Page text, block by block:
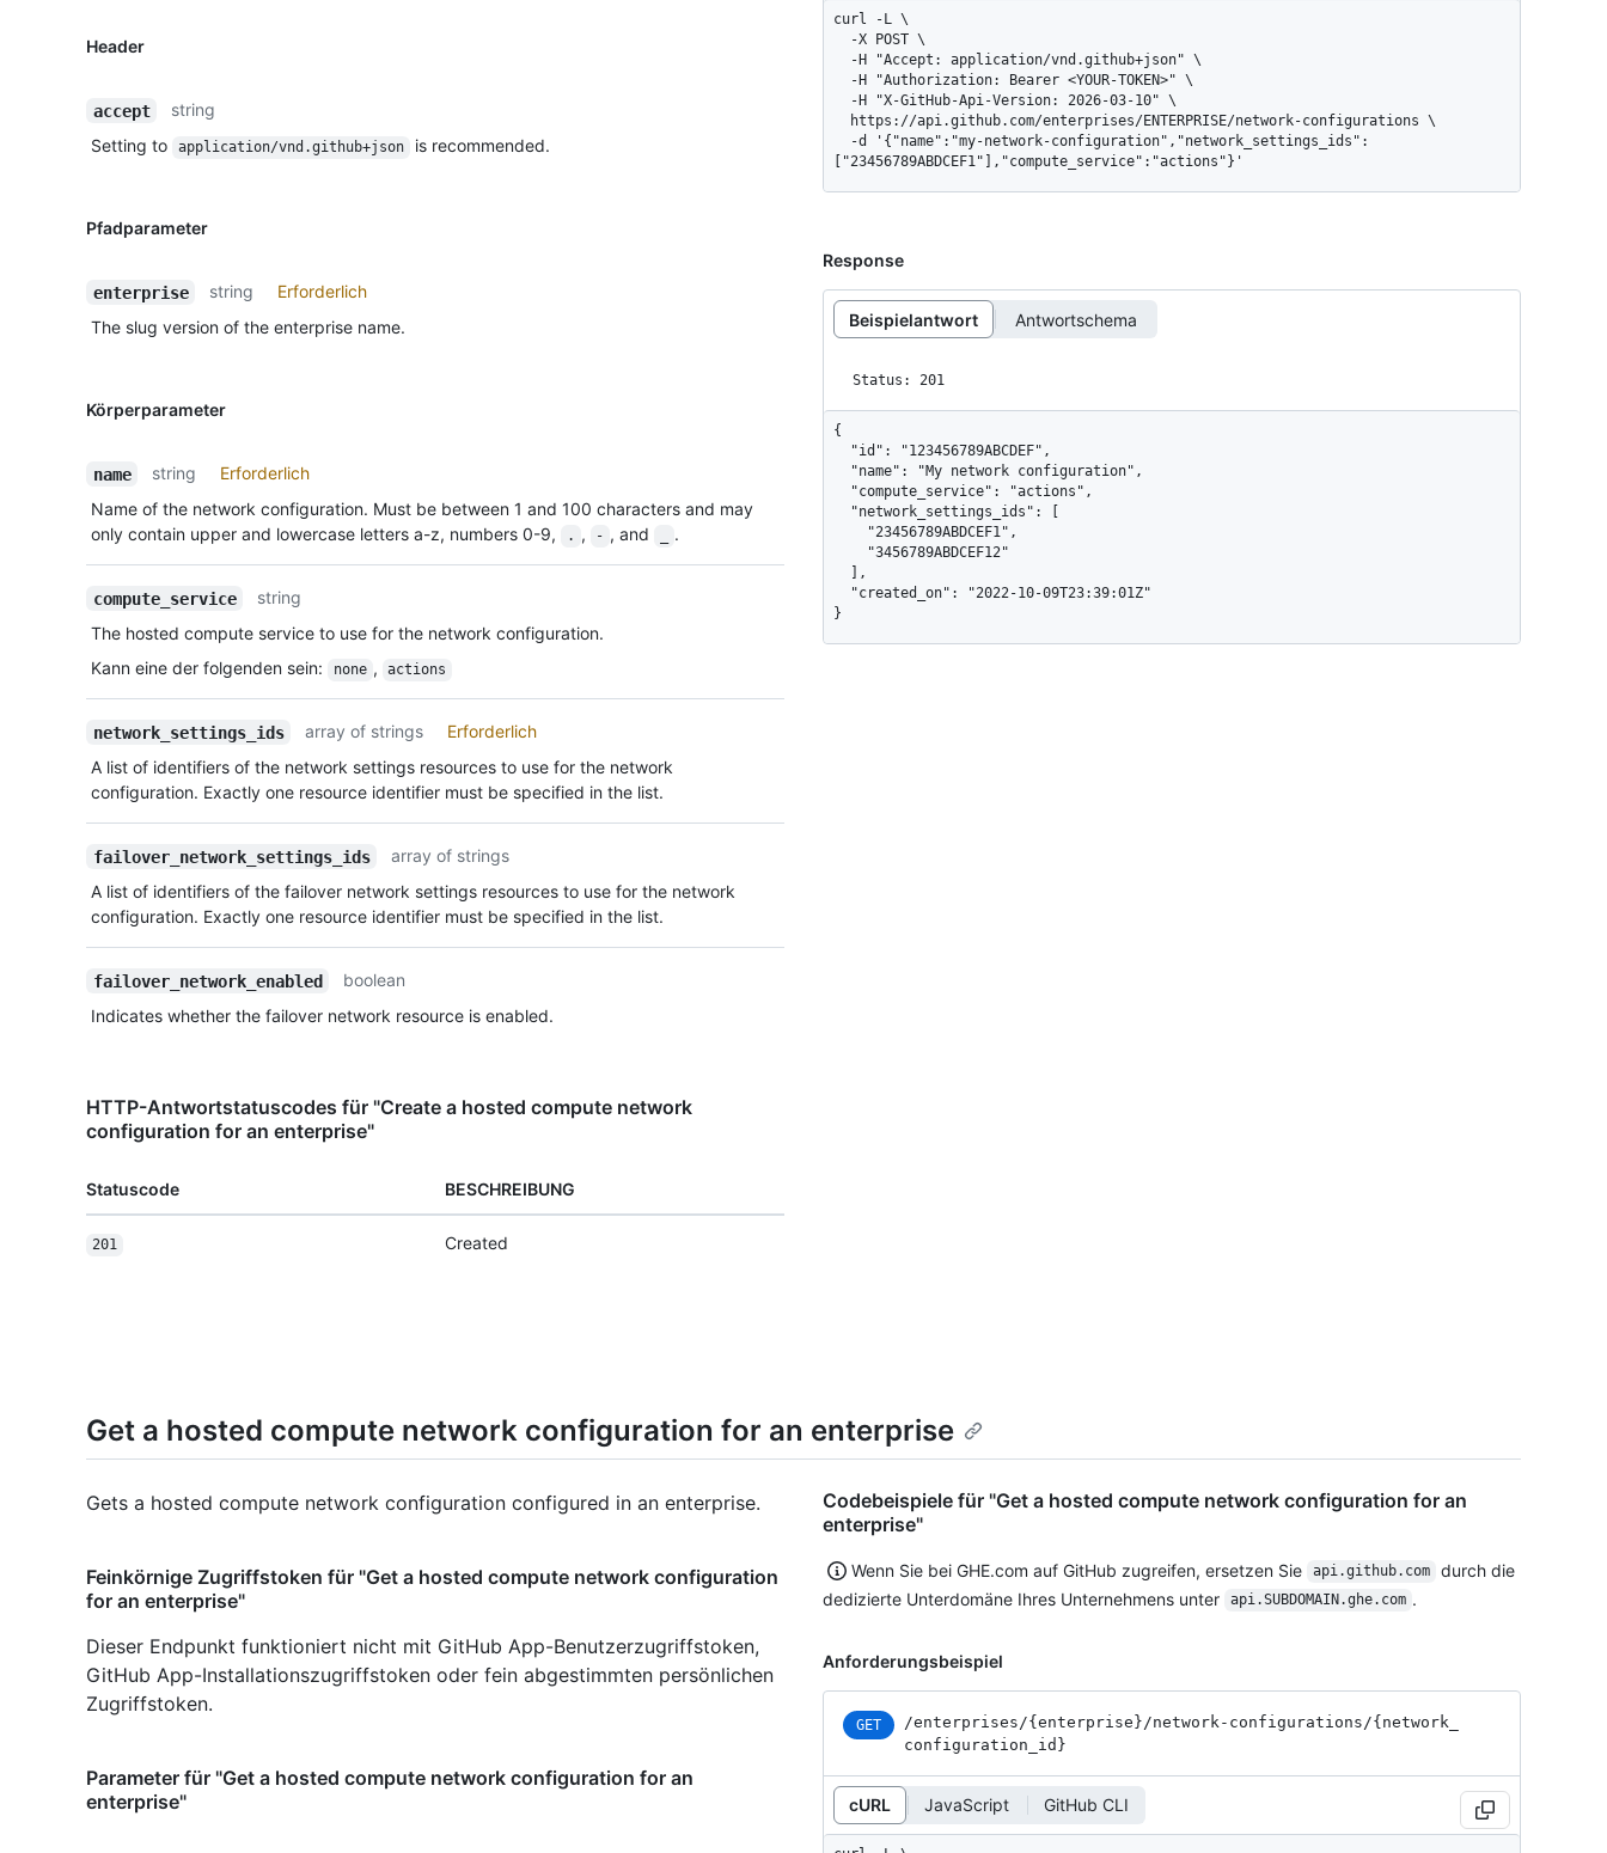
Header
accept
string
Setting to
application/vnd.github+json is recommended.
Pfadparameter
enterprise string
Erforderlich
The slug version of the enterprise name.
Körperparameter
name string
Erforderlich
Name of the network configuration. Must be between 1 and 100 characters and may
only contain upper and lowercase letters a-z, numbers 0-9,
. , - , and .
compute_service
string
The hosted compute service to use for the network configuration.
Kann eine der folgenden sein: none , actions
network_settings_ids array of strings
Erforderlich
A list of identifiers of the network settings resources to use for the network
configuration. Exactly one resource identifier must be specified in the list.
failover_network_settings_ids
array of strings
A list of identifiers of the failover network settings resources to use for the network
configuration. Exactly one resource identifier must be specified in the list.
failover_network_enabled
boolean
Indicates whether the failover network resource is enabled.
HTTP-Antwortstatuscodes für "Create a hosted compute network
configuration for an enterprise"
Statuscode BESCHREIBUNG
201 Created
curl -L \
["23456789ABDCEF1"],"compute_service":"actions"}'
Response
Beispielantwort Antwortschema
Status: 201
{
}
Get a hosted compute network configuration for an enterprise
Gets a hosted compute network configuration configured in an enterprise.
Feinkörnige Zugriffstoken für "Get a hosted compute network configuration
for an enterprise"
Dieser Endpunkt funktioniert nicht mit GitHub App-Benutzerzugriffstoken,
GitHub App-Installationszugriffstoken oder fein abgestimmten persönlichen
Zugriffstoken.
Parameter für "Get a hosted compute network configuration for an
enterprise"
Codebeispiele für "Get a hosted compute network configuration for an
enterprise"
Wenn Sie bei GHE.com auf GitHub zugreifen, ersetzen Sie api.github.com
durch die
dedizierte Unterdomäne Ihres Unternehmens unter
api.SUBDOMAIN.ghe.com .
Anforderungsbeispiel
GET /enterprises /{enterprise} /network-configurations /{network_
configuration_ id}
cURL JavaScript GitHub CLI